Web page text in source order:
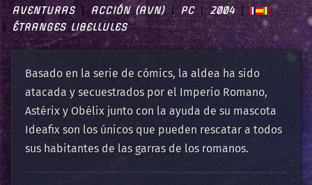
AVENTURAS ACCIÓN (AVN) PC
2004
ÉTRANGES LIBELLULES
Basado en la serie de cómics, la aldea ha sido
atacada y secuestrados por el Imperio Romano,
Astérix y Obélix junto con la ayuda de su mascota
Ideafix son los únicos que pueden rescatar a todos
sus habitantes de las garras de los romanos.